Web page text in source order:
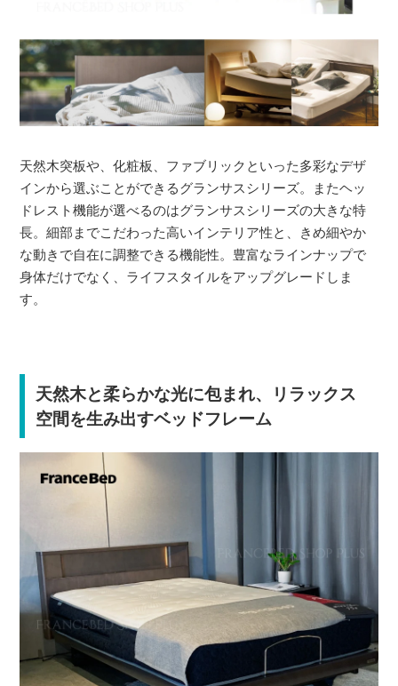
天然木突板や、化粧板、ファブリックといった多彩なデザ
インから選ぶことができるグランサスシリーズ。またヘッ
ドレスト機能が選べるのはグランサスシリーズの大きな特
長。細部までこだわった高いインテリア性と、きめ細やか
な動きで自在に調整できる機能性。豊富なラインナップで
身体だけでなく、ライフスタイルをアップグレードしま
す。
天然木と柔らかな光に包まれ、リラックス
空間を生み出すベッドフレーム